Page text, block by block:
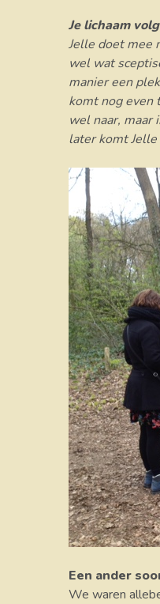
Je lichaam
Jelle doet mee
wel wat
manier een
komt nog even
wel naar, maar
later komt
Een ander
We waren